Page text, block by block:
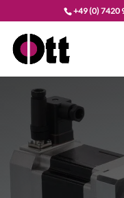
+49 (0) 7420